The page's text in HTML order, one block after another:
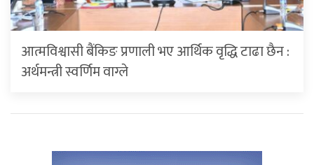
आत्मविश्वासी बैंकिङ प्रणाली भए आर्थिक वृद्धि टाढा छैन :
अर्थमन्त्री स्वर्णिम वाग्ले